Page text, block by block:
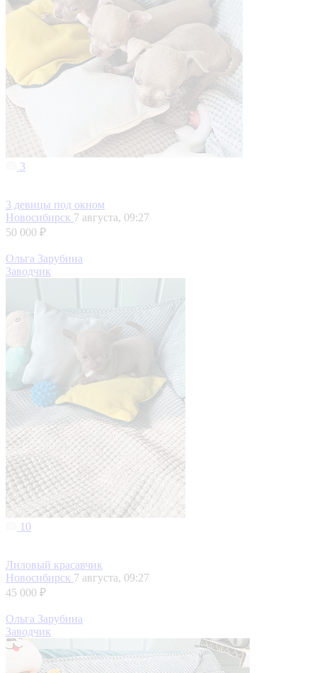
3
3 девицы под окном
Новосибирск 7 августа, 09:27
50 000 ₽
Ольга Зарубина
Заводчик
10
Лиловый красавчик
Новосибирск 7 августа, 09:27
45 000 ₽
Ольга Зарубина
Заводчик